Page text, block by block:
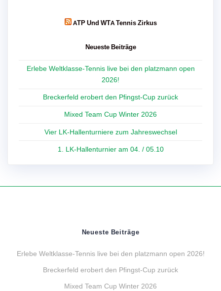
ATP Und WTA Tennis Zirkus
Neueste Beiträge
Erlebe Weltklasse-Tennis live bei den platzmann open
2026!
Breckerfeld erobert den Pfingst-Cup zurück
Mixed Team Cup Winter 2026
Vier LK-Hallenturniere zum Jahreswechsel
1. LK-Hallenturnier am 04. / 05.10
Neueste Beiträge
Erlebe Weltklasse-Tennis live bei den platzmann open 2026!
Breckerfeld erobert den Pfingst-Cup zurück
Mixed Team Cup Winter 2026